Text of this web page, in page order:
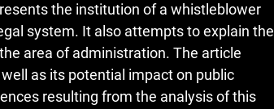
the institution of a whistleblower
system. It also attempts to explain the
area of ​​administration. The article
as its potential impact on public
resulting from the analysis of this